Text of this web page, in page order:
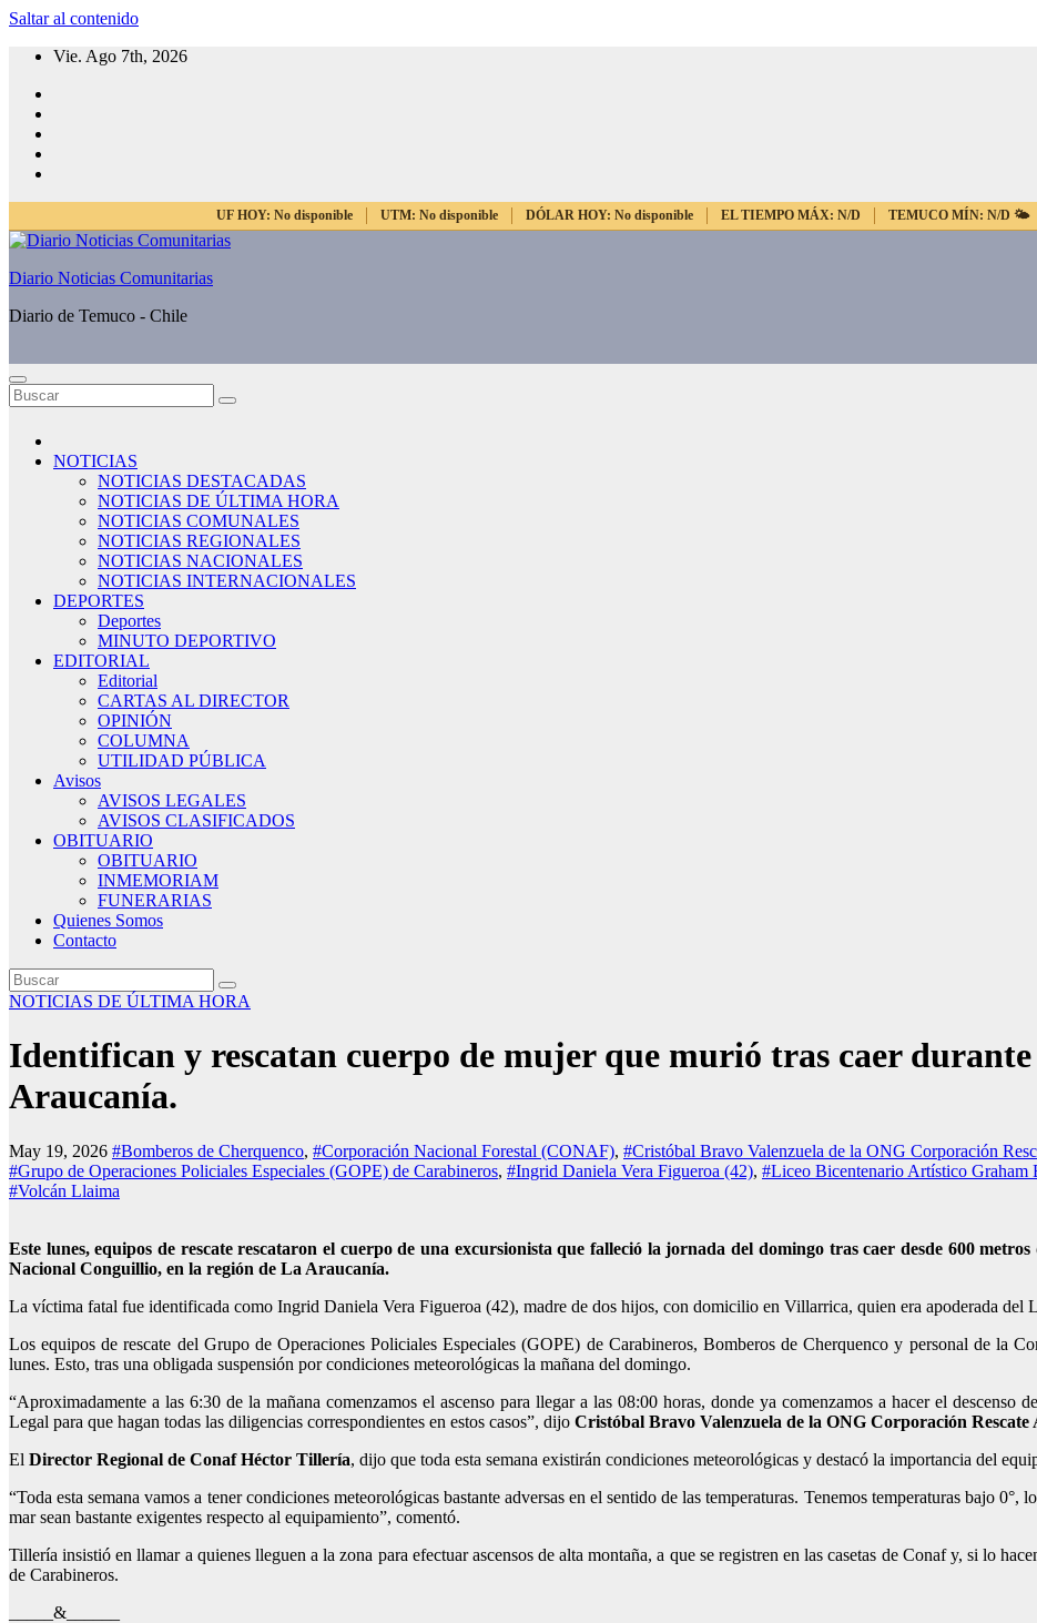
Saltar al contenido
Vie. Ago 7th, 2026
UF HOY: No disponible UTM: No disponible DÓLAR HOY: No disponible EL TIEMPO MÁX: N/D TEMUCO MÍN: N/D 🌤️
Diario Noticias Comunitarias
Diario de Temuco - Chile
NOTICIAS
NOTICIAS DESTACADAS
NOTICIAS DE ÚLTIMA HORA
NOTICIAS COMUNALES
NOTICIAS REGIONALES
NOTICIAS NACIONALES
NOTICIAS INTERNACIONALES
DEPORTES
Deportes
MINUTO DEPORTIVO
EDITORIAL
Editorial
CARTAS AL DIRECTOR
OPINIÓN
COLUMNA
UTILIDAD PÚBLICA
Avisos
AVISOS LEGALES
AVISOS CLASIFICADOS
OBITUARIO
OBITUARIO
INMEMORIAM
FUNERARIAS
Quienes Somos
Contacto
NOTICIAS DE ÚLTIMA HORA
Identifican y rescatan cuerpo de mujer que murió tras caer durante
Araucanía.
May 19, 2026 #Bomberos de Cherquenco, #Corporación Nacional Forestal (CONAF), #Cristóbal Bravo Valenzuela de la ONG Corporación
#Grupo de Operaciones Policiales Especiales (GOPE) de Carabineros, #Ingrid Daniela Vera Figueroa (42), #Liceo Bicentenario Artístico Graham
#Volcán Llaima
Este lunes, equipos de rescate rescataron el cuerpo de una excursionista que falleció la jornada del domingo tras caer desde 600
Nacional Conguillio, en la región de La Araucanía.
La víctima fatal fue identificada como Ingrid Daniela Vera Figueroa (42), madre de dos hijos, con domicilio en Villarrica, quien era apoderada
Los equipos de rescate del Grupo de Operaciones Policiales Especiales (GOPE) de Carabineros, Bomberos de Cherquenco y personal de la
lunes. Esto, tras una obligada suspensión por condiciones meteorológicas la mañana del domingo.
“Aproximadamente a las 6:30 de la mañana comenzamos el ascenso para llegar a las 08:00 horas, donde ya comenzamos a hacer el descenso
Legal para que hagan todas las diligencias correspondientes en estos casos”, dijo Cristóbal Bravo Valenzuela de la ONG Corporación Rescate
El Director Regional de Conaf Héctor Tillería, dijo que toda esta semana existirán condiciones meteorológicas y destacó la importancia del
“Toda esta semana vamos a tener condiciones meteorológicas bastante adversas en el sentido de las temperaturas. Tenemos temperaturas bajo
mar sean bastante exigentes respecto al equipamiento”, comentó.
Tillería insistió en llamar a quienes lleguen a la zona para efectuar ascensos de alta montaña, a que se registren en las casetas de Conaf y, si lo
de Carabineros.
_____&______